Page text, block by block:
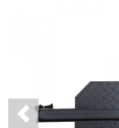
Previous